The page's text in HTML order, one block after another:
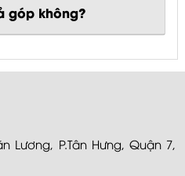
góp không?
Lương, P.Tân Hưng, Quận 7,